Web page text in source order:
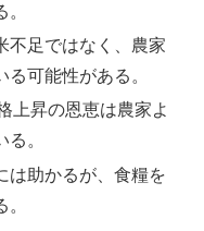
不足ではなく、農家
可能性がある。
上昇の恩恵は農家よ
。
は助かるが、食糧を